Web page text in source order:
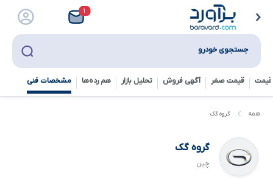
۱
جستجوی خودرو
قیمت صفر آگهی فروش تحلیل بازار هم رده‌ها‌ مشخصات فنی
همه گروه گک
گروه گک
چین